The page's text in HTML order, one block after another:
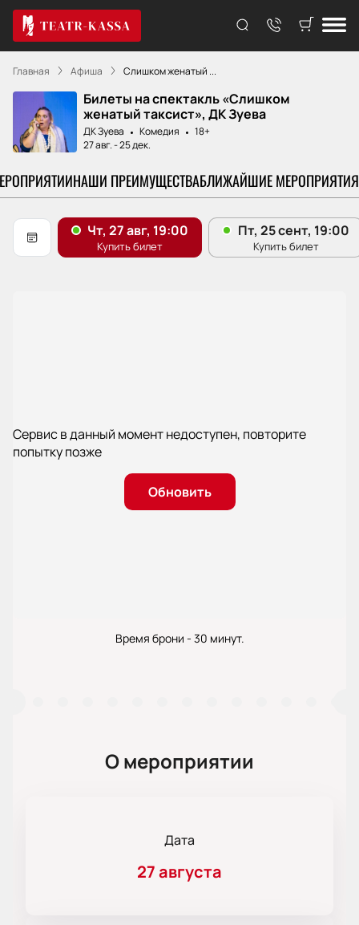
Главная Афиша Слишком женатый ...
Билеты на спектакль «Слишком
женатый таксист», ДК Зуева
ДК Зуева Комедия
18+
27 авг.-25 дек.
НАШИ ПРЕИМУЩЕСТВАБЛИЖАЙШИЕ МЕРОПРИЯТИЯ
Сервис в данный момент недоступен, повторите
попытку позже
Обновить
Время брони - 30 минут.
О мероприятии
Дата
27 августа